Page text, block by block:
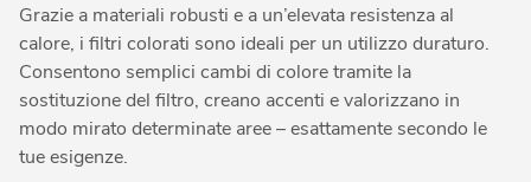
Grazie a materiali robusti e a un’elevata resistenza al
calore, i filtri colorati sono ideali per un utilizzo duraturo.
Consentono semplici cambi di colore tramite la
sostituzione del filtro, creano accenti e valorizzano in
modo mirato determinate aree – esattamente secondo le
tue esigenze.